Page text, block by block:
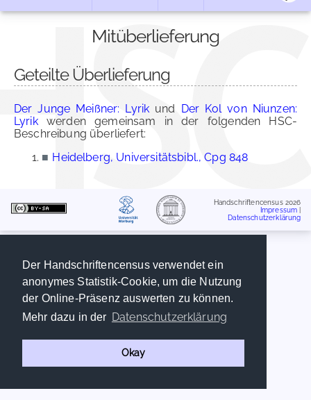
Der Handschriftencensus verwendet ein
anonymes Statistik-Cookie, um die Nutzung
der Online-Präsenz auswerten zu können.
Mehr dazu in der Datenschutzerklärung
Okay
Mitüberlieferung
Geteilte Überlieferung
Der Junge Meißner: Lyrik und Der Kol von Niunzen:
Lyrikwerden gemeinsam in der folgenden HSC-
Beschreibung überliefert:
■ Heidelberg, Universitätsbibl., Cpg 848
Handschriftencensus 2026
Impressum
Datenschutzerklärung